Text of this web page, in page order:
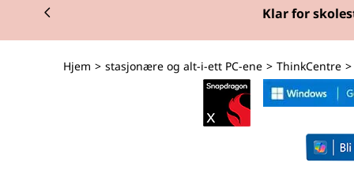
ee
Klar for
Hjem > stasjonære og alt-i-ett PC-ene > ThinkCentre >